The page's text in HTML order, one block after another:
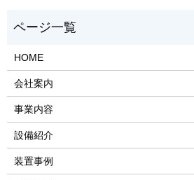
HOME
会社案内
事業内容
設備紹介
装置事例